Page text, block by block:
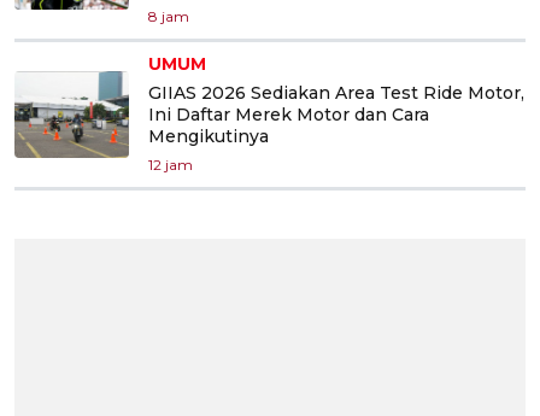
8 jam
UMUM
GIIAS 2026 Sediakan Area Test Ride Motor,
Ini Daftar Merek Motor dan Cara
Mengikutinya
12 jam